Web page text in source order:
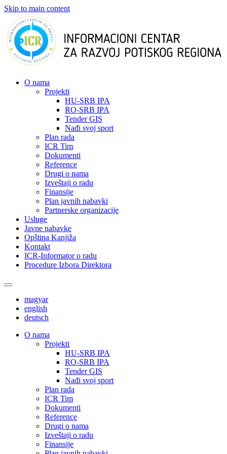
Skip to main content
О nama
Projekti
HU-SRB IPA
RO-SRB IPA
Tender GIS
Nađi svoj sport
Plan rada
ICR Tim
Dokumenti
Reference
Drugi o nama
Izveštaji o radu
Finansije
Plan javnih nabavki
Partnerske organizacije
Usluge
Javne nabavke
Opština Kanjiža
Kontakt
ICR-Informator o radu
Procedure Izbora Direktora
magyar
english
deutsch
О nama
Projekti
HU-SRB IPA
RO-SRB IPA
Tender GIS
Nađi svoj sport
Plan rada
ICR Tim
Dokumenti
Reference
Drugi o nama
Izveštaji o radu
Finansije